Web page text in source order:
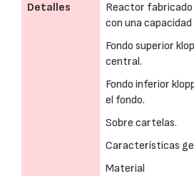
Detalles
Reactor fabricado
con una
Fondo superior
central.
Fondo inferior
el fondo.
Sobre cartelas.
Características
Material